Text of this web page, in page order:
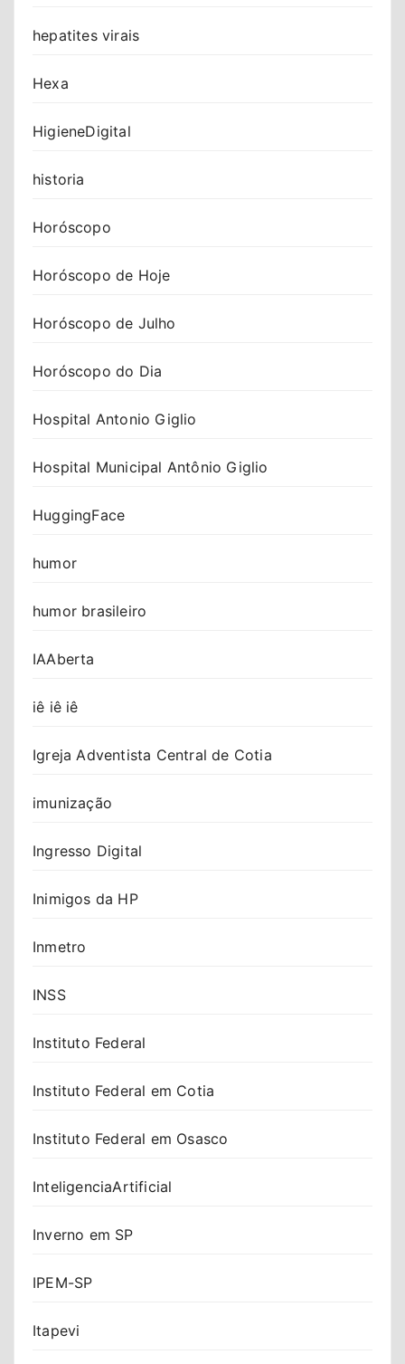
hepatites virais
Hexa
HigieneDigital
historia
Horóscopo
Horóscopo de Hoje
Horóscopo de Julho
Horóscopo do Dia
Hospital Antonio Giglio
Hospital Municipal Antônio Giglio
HuggingFace
humor
humor brasileiro
IAAberta
iê iê iê
Igreja Adventista Central de Cotia
imunização
Ingresso Digital
Inimigos da HP
Inmetro
INSS
Instituto Federal
Instituto Federal em Cotia
Instituto Federal em Osasco
InteligenciaArtificial
Inverno em SP
IPEM-SP
Itapevi